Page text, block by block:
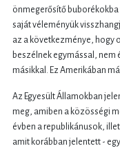
önmegerősítő
saját véleményük
az a következménye, hogy
beszélnek egymással, nem
másikkal. Ez Amerikában
Az Egyesült Államokban
meg, amiben a közösségi
évben a republikánusok,
amit korábban jelentett -